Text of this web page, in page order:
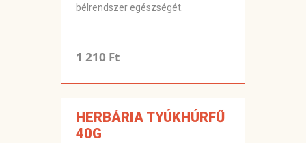
bélrendszer egészségét.
1 210 Ft
HERBÁRIA TYÚKHÚRFŰ
40G